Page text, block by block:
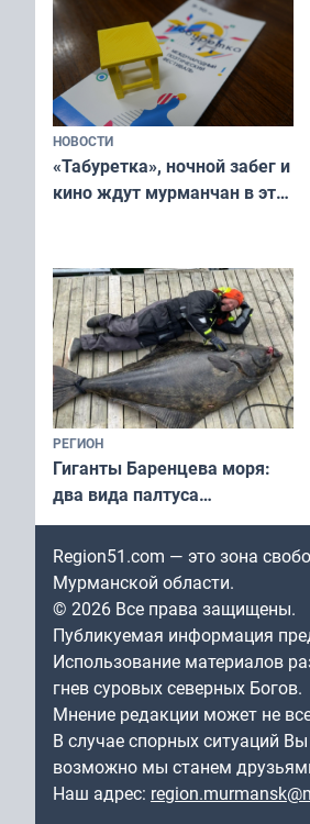
НОВОСТИ
«Табуретка», ночной забег и
кино ждут мурманчан в эти
РЕГИОН
Гиганты Баренцева моря:
два вида палтуса
и их рекордные трофеи
Region51.com — это зона
Мурманской области.
© 2026 Все права защищены.
Публикуемая информация
Использование материалов
гнев суровых северных Богов.
Мнение редакции может не
В случае спорных ситуаций
возможно мы станем
Наш адрес: